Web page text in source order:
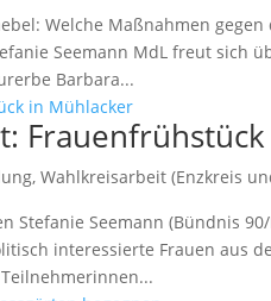
Welche Maßnahmen
Seemann MdL freut sich
Barbara...
,Wahlkreisarbeit (Enzkreis
Stefanie Seemann (Bündnis
interessierte Frauen aus